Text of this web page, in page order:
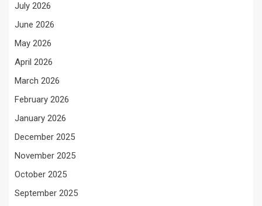
July 2026
June 2026
May 2026
April 2026
March 2026
February 2026
January 2026
December 2025
November 2025
October 2025
September 2025